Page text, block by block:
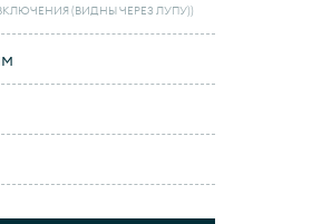
(ВИДНЫ ЧЕРЕЗ ЛУПУ))